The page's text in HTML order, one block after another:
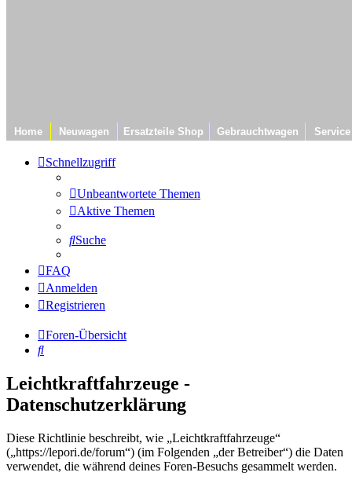
Home Neuwagen Ersatzteile Shop Gebrauchtwagen Service
Schnellzugriff
Unbeantwortete Themen
Aktive Themen
Suche
FAQ
Anmelden
Registrieren
Foren-Übersicht
Suche
Leichtkraftfahrzeuge -
Datenschutzerklärung
Diese Richtlinie beschreibt, wie „Leichtkraftfahrzeuge“
(„https://lepori.de/forum“) (im Folgenden „der Betreiber“) die Daten
verwendet, die während deines Foren-Besuchs gesammelt werden.